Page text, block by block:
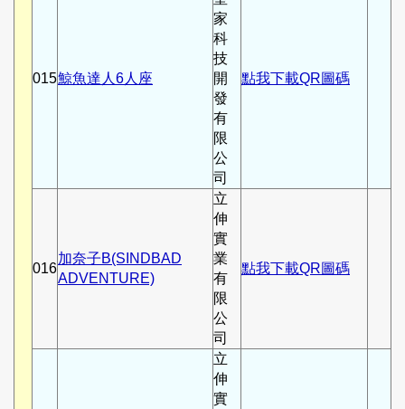
015鯨魚達人6人座
家
科
技
開
發
有
限
公
司
點我下載QR圖碼
016
加奈子B(SINDBAD
ADVENTURE)
立
伸
實
業
有
限
公
司
點我下載QR圖碼
立
伸
實